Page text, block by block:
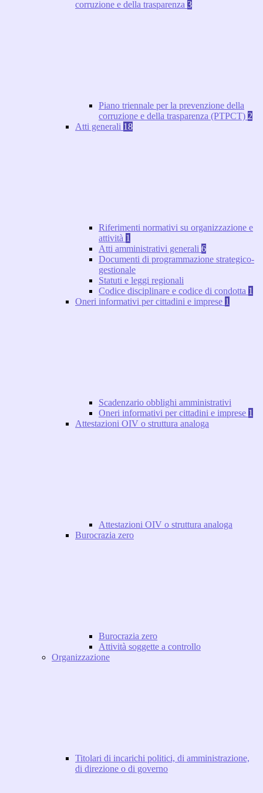
corruzione e della trasparenza 3
Piano triennale per la prevenzione della
corruzione e della trasparenza (PTPCT) 2
Atti generali 18
Riferimenti normativi su organizzazione e
attività 1
Atti amministrativi generali 6
Documenti di programmazione strategico-
gestionale
Statuti e leggi regionali
Codice disciplinare e codice di condotta 1
Oneri informativi per cittadini e imprese 1
Scadenzario obblighi amministrativi
Oneri informativi per cittadini e imprese 1
Attestazioni OIV o struttura analoga
Attestazioni OIV o struttura analoga
Burocrazia zero
Burocrazia zero
Attività soggette a controllo
Organizzazione
Titolari di incarichi politici, di amministrazione,
di direzione o di governo